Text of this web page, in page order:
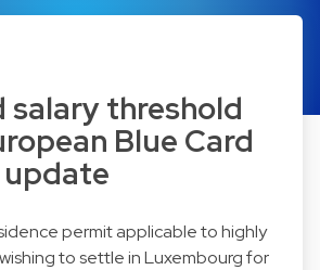
salary threshold
Blue Card
permit applicable to highly
to settle in Luxembourg for